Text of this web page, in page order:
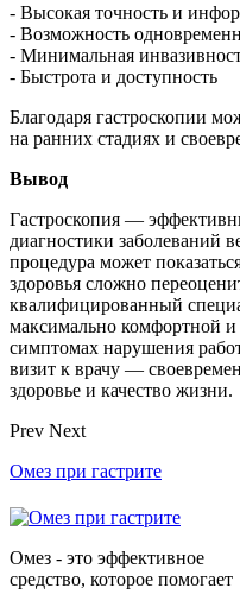
- Высокая точность и
- Возможность
- Минимальная
- Быстрота и доступность
Благодаря гастроскопии
на ранних стадиях и
Вывод
Гастроскопия —
диагностики заболеваний
процедура может
здоровья сложно
квалифицированный
максимально комфортной
симптомах нарушения
визит к врачу —
здоровье и качество жизни.
Prev Next
Омез при гастрите
Омез - это эффективное
средство, которое помогает